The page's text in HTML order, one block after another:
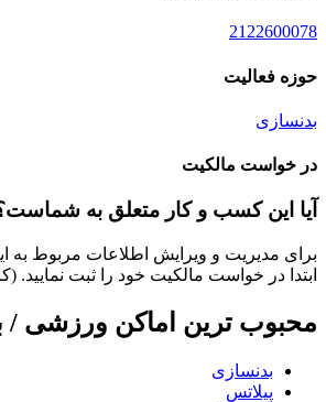
2122600078
حوزه فعالیت
بدنسازی
در خواست مالکیت
آیا این کسب و کار متعلق به
برای مدیریت و ویرایش اطلاعات مربوط به
ابتدا در خواست مالکیت خود را ثبت نمایید.
محبوب ترین اماکن ورزشی /
بدنسازی
پیلاتس